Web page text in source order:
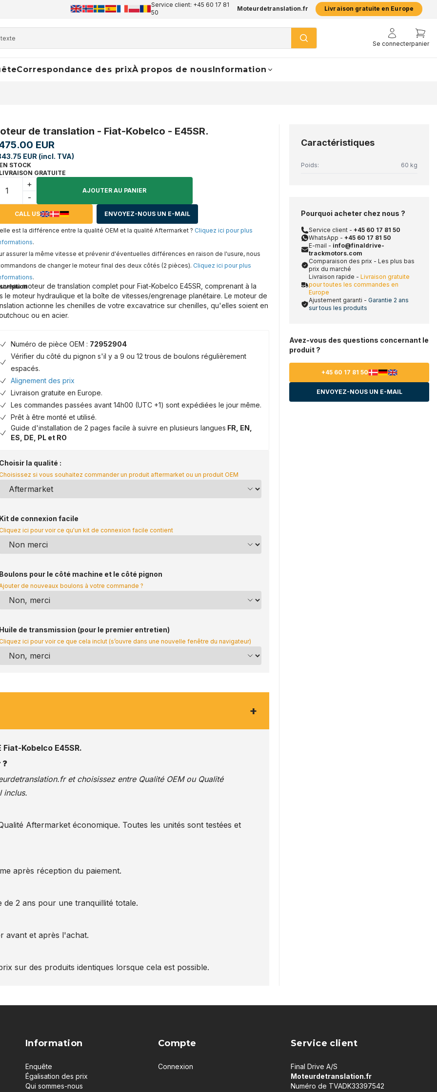
Service client: +45 60 17 81
50
Moteurdetranslation.fr Livraison gratuite en Europe
Se connecterpanier
Correspondance des prixÀ propos de nousInformation
de translation - Fiat-Kobelco - E45SR.
EUR
EUR (incl. TVA)
EN STOCK
LIVRAISON GRATUITE
+
-
AJOUTER AU PANIER
CALL US ENVOYEZ-NOUS UN E-MAIL
est la différence entre la qualité OEM et la qualité Aftermarket ? Cliquez ici pour plus
.
assurer la même vitesse et prévenir d'éventuelles différences en raison de l'usure, nous
de changer le moteur final des deux côtés (2 pièces). Cliquez ici pour plus
.
moteur de translation complet pour Fiat-Kobelco E45SR, comprenant à la
le moteur hydraulique et la boîte de vitesses/engrenage planétaire. Le moteur de
actionne les chenilles de votre excavatrice sur chenilles, qu'elles soient en
ou en acier.
Numéro de pièce OEM : 72952904
Vérifier du côté du pignon s'il y a 9 ou 12 trous de boulons régulièrement
espacés.
Alignement des prix
Livraison gratuite en Europe.
Les commandes passées avant 14h00 (UTC +1) sont expédiées le jour même.
Prêt à être monté et utilisé.
Guide d'installation de 2 pages facile à suivre en plusieurs langues FR, EN,
ES, DE, PL et RO
Choisir la qualité :
si vous souhaitez commander un produit aftermarket ou un produit OEM
Kit de connexion facile
ici pour voir ce qu'un kit de connexion facile contient
Boulons pour le côté machine et le côté pignon
de nouveaux boulons à votre commande ?
Huile de transmission (pour le premier entretien)
ici pour voir ce que cela inclut (s’ouvre dans une nouvelle fenêtre du navigateur)
+
Fiat-Kobelco E45SR.
?
et choisissez entre Qualité OEM ou Qualité
inclus.
Aftermarket économique. Toutes les unités sont testées et
après réception du paiement.
2 ans pour une tranquillité totale.
avant et après l'achat.
sur des produits identiques lorsque cela est possible.
Caractéristiques
Poids: 60 kg
Pourquoi acheter chez nous ?
Service client - +45 60 17 81 50
WhatsApp - +45 60 17 81 50
E-mail - info@finaldrive-
trackmotors.com
Comparaison des prix - Les plus bas
prix du marché
Livraison rapide - Livraison gratuite
pour toutes les commandes en
Europe
Ajustement garanti - Garantie 2 ans
sur tous les produits
Avez-vous des questions concernant le
produit ?
+45 60 17 81 50
ENVOYEZ-NOUS UN E-MAIL
Information
Enquête
Égalisation des prix
Qui sommes-nous
Compte
Connexion
Service client
Final Drive A/S
Moteurdetranslation.fr
Numéro de TVADK33397542